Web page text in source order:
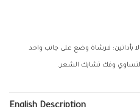
بأداتين: فرشاة وضع على جانب واحد
وفك تشابك الشعر.